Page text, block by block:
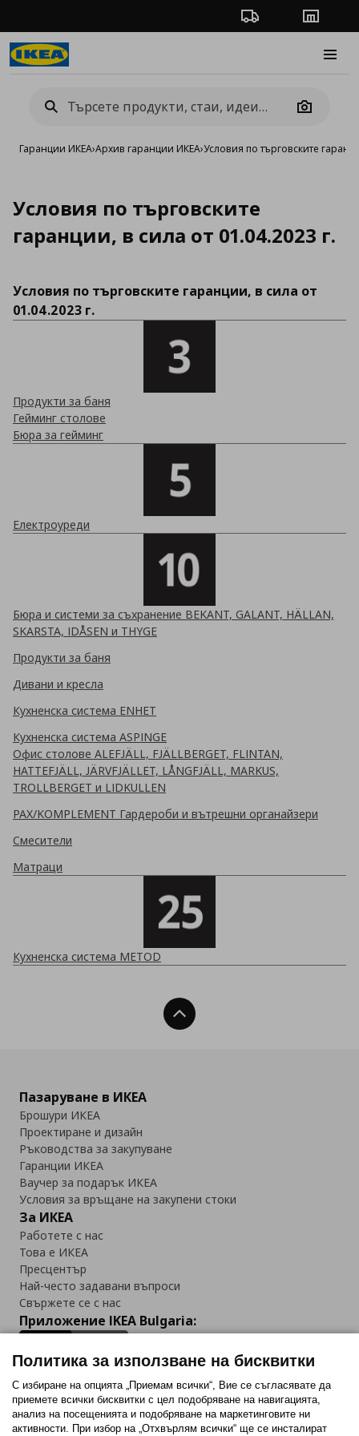
Проследяване на
Camera
Гаранции ИКЕА›Архив гаранции ИКЕА›Условия по търговските
Условия по търговските
гаранции, в сила от 01.04.2023 г.
Условия по търговските гаранции, в сила от
01.04.2023 г.
Продукти за баня
Гейминг столове
Бюра за гейминг
Електроуреди
Бюра и системи за съхранение BEKANT, GALANT, HÄLLAN,
SKARSTA, IDÅSEN и THYGE
Продукти за баня
Дивани и кресла
Кухненска система ENHET
Кухненска система ASPINGE
Офис столове ALEFJÄLL, FJÄLLBERGET, FLINTAN,
HATTEFJÄLL, JÄRVFJÄLLET, LÅNGFJÄLL, MARKUS,
TROLLBERGET и LIDKULLEN
PAX/KOMPLEMENT Гардероби и вътрешни органайзери
Смесители
Матраци
Кухненска система METOD
Нагоре
Пазаруване в ИКЕА
Брошури ИКЕА
Проектиране и дизайн
Ръководства за закупуване
Гаранции ИКЕА
Ваучер за подарък ИКЕА
Условия за връщане на закупени стоки
За ИКЕА
Работете с нас
Това е ИКЕА
Пресцентър
Най-често задавани въпроси
Свържете се с нас
Приложение IKEA Bulgaria:
Последвайте ни:
Политика за използване на бисквитки
С избиране на опцията „Приемам всички“, Вие се съгласявате да
приемете всички бисквитки с цел подобряване на навигацията,
анализ на посещенията и подобряване на маркетинговите ни
активности. При избор на „Отхвърлям всички“ ще се инсталират